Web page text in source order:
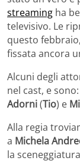
streaming ha
televisivo. Le
questo
fissata ancora
Alcuni degli
nel cast, e sono:
Adorni(Tio) e
Alla regia
a Michela
la